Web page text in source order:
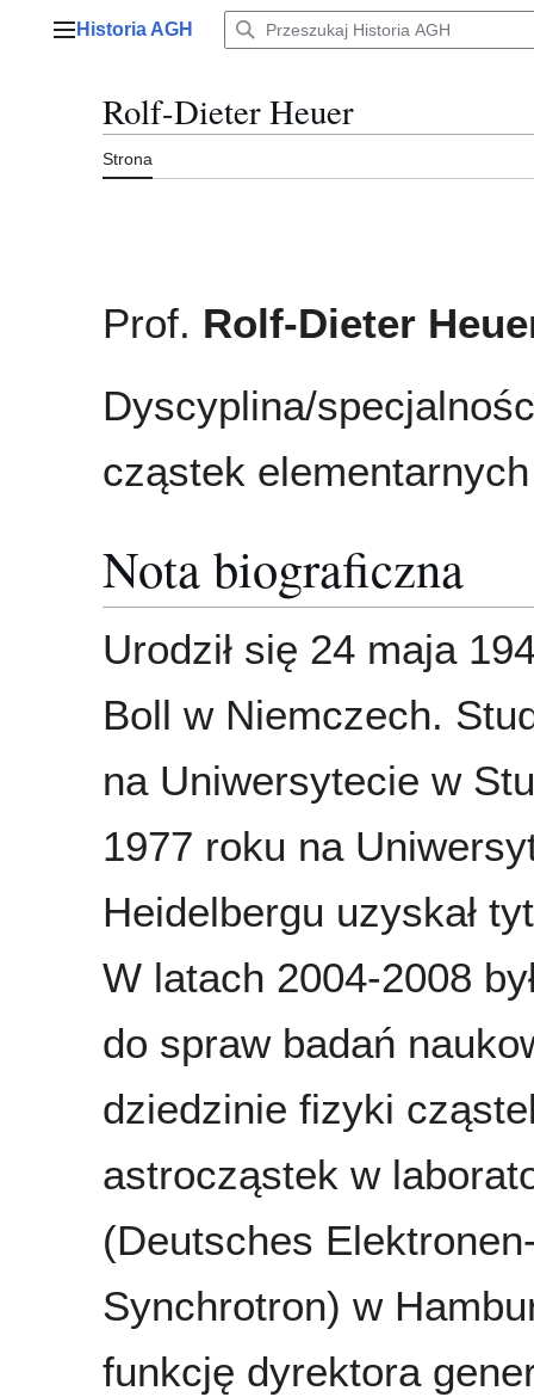
Menu główne
Historia AGH
Rolf-Dieter Heuer
Strona
Prof. Rolf-Dieter
Dyscyplina/
cząstek elementarnych
Nota biograficzna
Urodził się 24 maja
Boll w Niemczech.
na Uniwersytecie w
1977 roku na
Heidelbergu uzyskał
W latach 2004-2008
do spraw badań
dziedzinie fizyki
astrocząstek w
(Deutsches
Synchrotron) w
funkcję dyrektora